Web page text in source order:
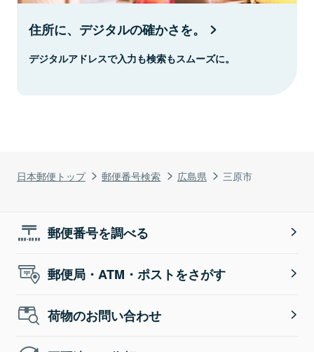
日本郵便トップ 郵便番号検索 広島県 三原市
住所に、デジタルの確かさを。
デジタルアドレスで入力も検索もスムーズに。
郵便番号を調べる
郵便局・ATM・ポストをさがす
荷物のお問い合わせ